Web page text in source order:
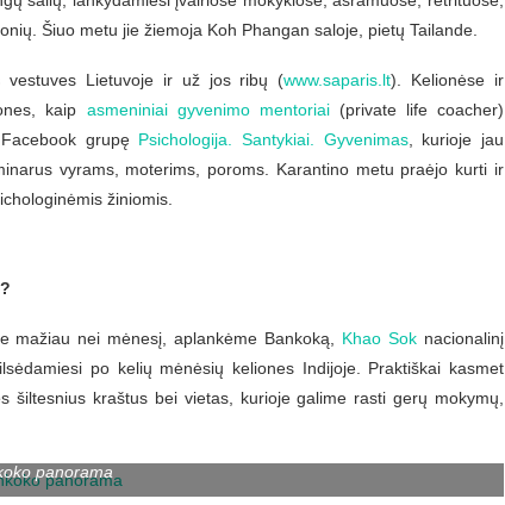
Šiuo metu jie žiemoja Koh Phangan saloje, pietų Tailande.
vestuves Lietuvoje ir už jos ribų (www.saparis.lt). Kelionėse ir
kaip asmeniniai gyvenimo mentoriai(private life coacher)
grupę Psichologija. Santykiai. Gyvenimas, kurioje jau
vyrams, moterims, poroms. Karantino metu praėjo kurti ir
žiniomis.
mažiau nei mėnesį, aplankėme Bankoką, Khao Sok nacionalinį
po kelių mėnėsių keliones Indijoje. Praktiškai kasmet
šiltesnius kraštus bei vietas, kurioje galime rasti gerų mokymų,
panorama